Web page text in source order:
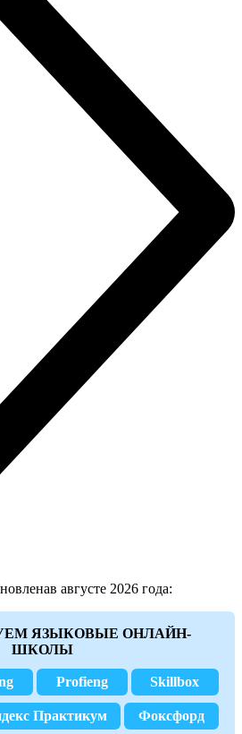
августе 2026 года:
ЯЗЫКОВЫЕ ОНЛАЙН-
ШКОЛЫ
Profieng Skillbox
Практикум Фоксфорд